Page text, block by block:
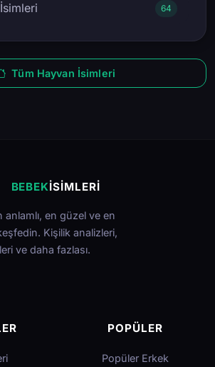
64
Tüm Hayvan İsimleri
BEBEKİSIMLERI
anlamlı, en güzel ve en
Kişilik analizleri,
ve daha fazlası.
POPÜLER
Popüler Erkek